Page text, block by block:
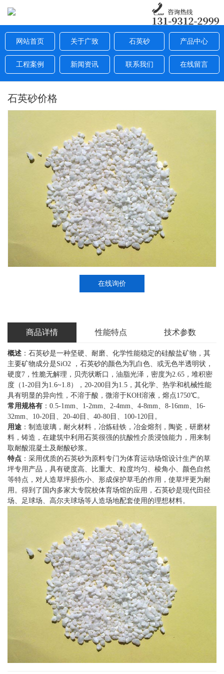
网站首页 关于广致 石英砂 产品中心
工程案例 新闻资讯 联系我们 在线留言
石英砂价格
在线询价
商品详情 性能特点 技术参数
概述 ：石英砂是一种坚硬、耐磨、化学性能稳定的硅酸盐矿物，其
主要矿物成分是SiO2 ，石英砂的颜色为乳白色、或无色半透明状，
硬度7，性脆无解理，贝壳状断口，油脂光泽，密度为2.65，堆积密
度（1-20目为1.6~1.8），20-200目为1.5，其化学、热学和机械性能
具有明显的异向性，不溶于酸，微溶于KOH溶液，熔点1750℃。
常用规格有 ：0.5-1mm、1-2mm、2-4mm、4-8mm、8-16mm、16-
32mm、10-20目、20-40目、40-80目、100-120目。
用途 ：制造玻璃，耐火材料，冶炼硅铁，冶金熔剂，陶瓷，研磨材
料，铸造，在建筑中利用石英很强的抗酸性介质浸蚀能力，用来制
取耐酸混凝土及耐酸砂浆。
特点 ：采用优质的石英砂为原料专门为体育运动场馆设计生产的草
坪专用产品，具有硬度高、比重大、粒度均匀、棱角小、颜色自然
等特点，对人造草坪损伤小、形成保护草毛的作用，使草坪更为耐
用。得到了国内多家大专院校体育场馆的应用，石英砂是现代田径
场、足球场、高尔夫球场等人造场地配套使用的理想材料。